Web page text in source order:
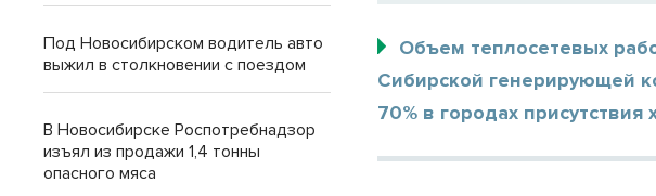
Объем теплосетевых
Сибирской генерирующей
70% в городах присутствия
Под Новосибирском водитель авто
выжил в столкновении с поездом
В Новосибирске Роспотребнадзор
изъял из продажи 1,4 тонны
опасного мяса